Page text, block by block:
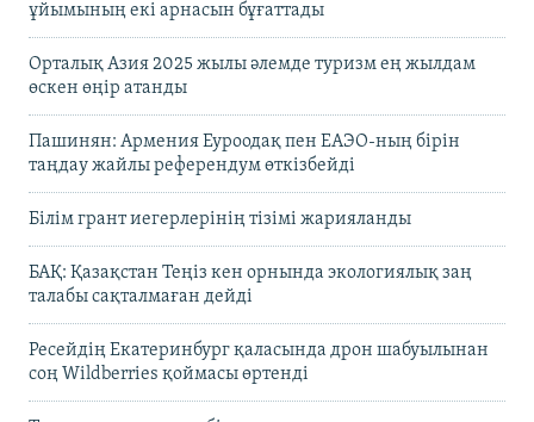
ұйымының екі арнасын бұғаттады
Орталық Азия 2025 жылы әлемде туризм ең жылдам
өскен өңір атанды
Пашинян: Армения Еуроодақ пен ЕАЭО-ның бірін
таңдау жайлы референдум өткізбейді
Білім грант иегерлерінің тізімі жарияланды
БАҚ: Қазақстан Теңіз кен орнында экологиялық заң
талабы сақталмаған дейді
Ресейдің Екатеринбург қаласында дрон шабуылынан
соң Wildberries қоймасы өртенді